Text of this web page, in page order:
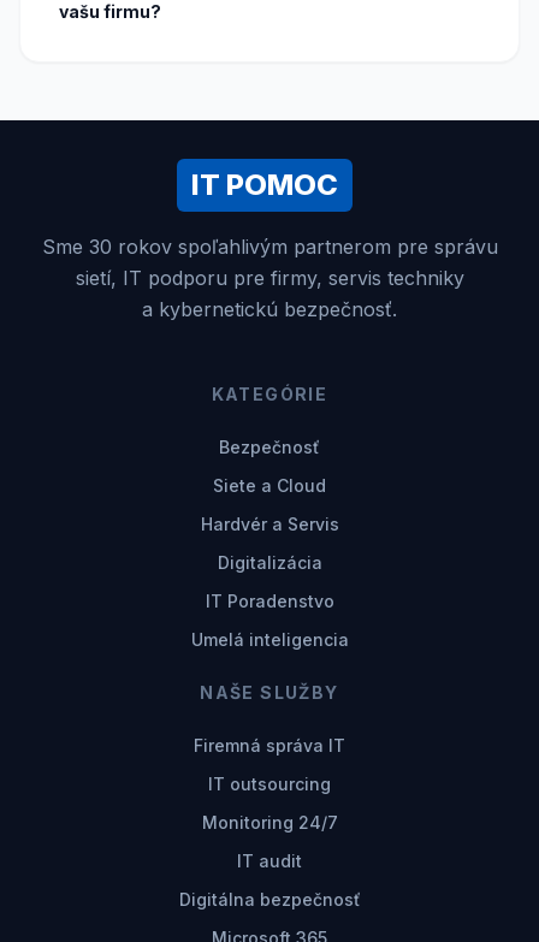
vašu firmu?
IT POMOC
Sme 30 rokov spoľahlivým partnerom pre správu
sietí, IT podporu pre firmy, servis techniky
a kybernetickú bezpečnosť.
KATEGÓRIE
Bezpečnosť
Siete a Cloud
Hardvér a Servis
Digitalizácia
IT Poradenstvo
Umelá inteligencia
NAŠE SLUŽBY
Firemná správa IT
IT outsourcing
Monitoring 24/7
IT audit
Digitálna bezpečnosť
Microsoft 365